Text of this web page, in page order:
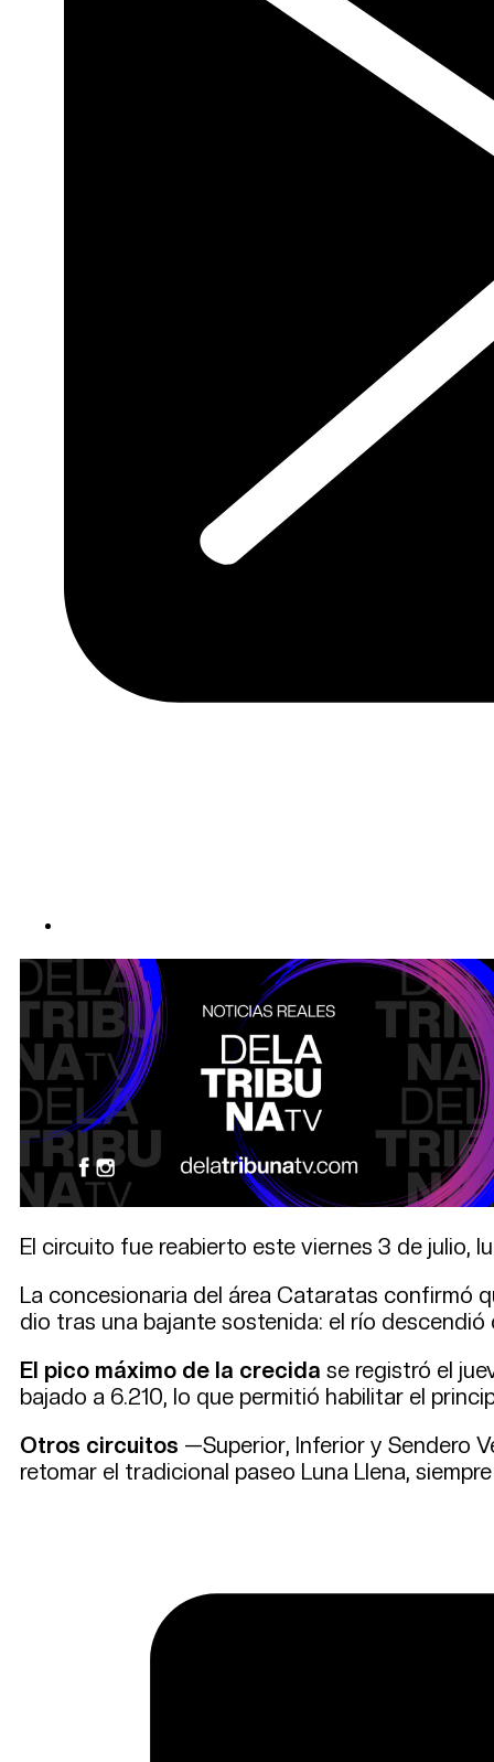
El circuito fue reabierto este viernes 3 de julio,
La concesionaria del área Cataratas confirmó
dio tras una bajante sostenida: el río
El pico máximo de la crecida se registró el
bajado a 6.210, lo que permitió habilitar el
Otros circuitos —Superior, Inferior y Sendero
retomar el tradicional paseo Luna Llena,